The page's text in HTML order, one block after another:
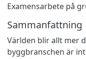
Examensarbete på
Sammanfattning
Världen blir allt mer
byggbranschen är